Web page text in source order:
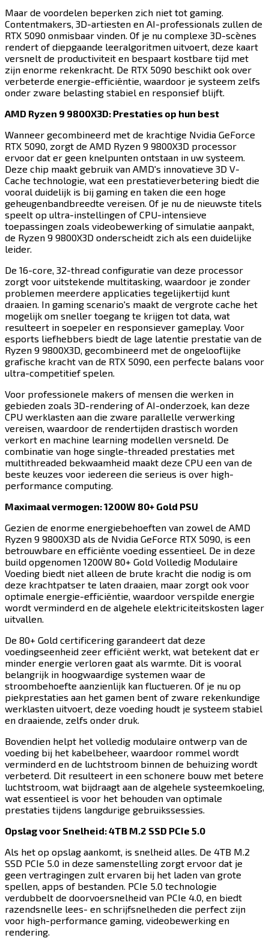
Maar de voordelen beperken zich niet tot gaming.
Contentmakers, 3D-artiesten en AI-professionals zullen de
RTX 5090 onmisbaar vinden. Of je nu complexe 3D-scènes
rendert of diepgaande leeralgoritmen uitvoert, deze kaart
versnelt de productiviteit en bespaart kostbare tijd met
zijn enorme rekenkracht. De RTX 5090 beschikt ook over
verbeterde energie-efficiëntie, waardoor je systeem zelfs
onder zware belasting stabiel en responsief blijft.​​​​‌ ‍ ​‍​‍‌‍ ‌ ​‍‌‍‍‌‌‍‌ ‌‍‍‌‌‍ ‍​‍​‍​ ‍‍​‍​‍‌ ​ ‌‍​‌‌‍ ‍‌‍‍‌‌ ‌​‌ ‍‌​‍ ‍‌‍‍‌‌‍ ​‍​‍​‍ ​​‍​‍‌‍‍​‌ ​‍‌‍‌‌‌‍‌‍​‍​‍​ ‍‍​‍​‍​‍ ‌‍​‌‌‍‌​‌‍ ‌‌‍‍‌‌‍ ‍​‍ ‌‍‍‌‌‍ ‍‌ ‌​‌‍‌‌‌‍ ‍‌ ‌​​‍ ‌‍‌‌‌‍‌​‌‍‍‌‌ ‌​​‍ ‌‍ ‌‌‍ ‌‍‌​‌‍‌‌​ ‌‌ ​​‌ ​‍‌‍‌‌‌ ​ ‌‍‌‌‌‍ ‍‌ ‌​‌‍​‌‌ ‌​‌‍‍‌‌‍ ‌‍ ‍​ ‍ ‌‍‍‌‌‍‌​​ ‌​ ‍​​ ‌​​ ‍​‌‍​ ​ ​ ​ ‌‌‌‍​‌‌‍‌‌​‍ ‌​ ‍​​ ​ ​ ‍‌‌‍​‌​‍ ‌​ ‌​​ ‍‌‌‍​‌​ ‌‌​‍ ‌​ ‍‌‌‍‌‍​ ​ ‌‍‌‍​‍ ‌​ ‍​‌‍​‍​ ‌​‌‍​‌‌‍‌‍​ ​​​ ‌ ​ ‍‌​ ‌‌​ ​​​ ‍‌​ ‌ ​ ‍ ‌ ‌​‌ ‍‌‌ ​​‌‍‌‌​ ‌‌‍​‍‌ ‌‌‌‍‍‌‌‍ ​‌‍‌​​ ‍ ‌ ​​‌‍​‌‌ ‌​‌‍‍​​ ‌‌‍‍‌​ ​‌​ ‍​‌‍ ‍‌‌ ‌‍ ​‌‍ ‌‍ ‍‌‍‌ ‌‌ ‌‍‌​‌‍‌‌‌ ​ ‌‍​ ​‍‌‌​ ‌‌‌​​‍‌‌ ‌‍‍ ‌‍‌‌‌ ‍‌​‍‌‌​ ​ ‌​‌​​‍‌‌​ ​ ‌​‌​​‍‌‌​ ​‍​ ​‍‌‍ ‍‌‍ ​​‍‌‌​ ​‍​ ​‍​‍‌‌​ ‌‌‌​‌​​‍ ‍‌ ‌‍‌‍​‌‌‍ ​‌ ‌‌‌‍‌‌​‍‌‌​ ‌‌‌​​‍‌‌ ‌‍‍ ‌‍‌‌‌ ‍‌​‍‌‌​ ​ ‌​‌​​‍‌‌​ ​ ‌​‌​​‍‌‌​ ​‍​ ​‍​ ‍‌‌‍​‌​ ‌‌​ ‌​​ ‍‌‌‍‌‍​ ‌‌​ ‍‌​ ‍‌‌‍‌​​ ‍‌​ ‌​​‍‌‌​ ​‍​ ​‍​‍‌‌​ ‌‌‌​‌​​‍ ‍‌‍​ ‌‍‍​‌‍‍‌‌‍ ​‌‍‌​‌ ​‍‌‍‌‌‌‍ ‍​‍‌‌​ ‌‌‌​​‍‌‌ ‌‍‍ ‌‍‌‌‌ ‍‌​‍‌‌​ ​ ‌​‌​​‍‌‌​ ​ ‌​‌​​‍‌‌​ ​‍​ ​‍‌‍​‌‌‍‌​‌‍​ ‌‍‌‍​ ‍‌​ ‍​​ ​‍​ ‌‍​ ‌ ​ ‍‌‌‍‌​​ ​​​‍‌‌​ ​‍​ ​‍​‍‌‌​ ‌‌‌​‌​​‍ ‍‌ ‌​‌‍‌‌‌ ‍​‌ ‌​​ ‌‍​‍‌‍​‌‌ ​ ‌‍‌‌‌‌‌‌‌ ​‍‌‍ ​​ ‌​‍‌‌​ ​‍‌​‌‍‌‍​‌‌‍‌​‌‍ ‌‌‍‍‌‌‍ ‍​‍‌‍‌‍‍‌‌‍‌​​ ‌​ ‍​​ ‌​​ ‍​‌‍​ ​ ​ ​ ‌‌‌‍​‌‌‍‌‌​‍ ‌​ ‍​​ ​ ​ ‍‌‌‍​‌​‍ ‌​ ‌​​ ‍‌‌‍​‌​ ‌‌​‍ ‌​ ‍‌‌‍‌‍​ ​ ‌‍‌‍​‍ ‌​ ‍​‌‍​‍​ ‌​‌‍​‌‌‍‌‍​ ​​​ ‌ ​ ‍‌​ ‌‌​ ​​​ ‍‌​ ‌ ​‍‌‍‌ ‌​‌ ‍‌‌ ​​‌‍‌‌​ ‌‌‍​‍‌ ‌‌‌‍‍‌‌‍ ​‌‍‌​​‍‌‍‌ ​​‌‍​‌‌ ‌​‌‍‍​​ ‌‌‍‍‌​ ​‌​ ‍​‌‍ ‍‌‌ ‌‍ ​‌‍ ‌‍ ‍‌‍‌ ‌‌ ‌‍‌​‌‍‌‌‌ ​ ‌‍​ ​‍‌‌​ ‌‌‌​​‍‌‌ ‌‍‍ ‌‍‌‌‌ ‍‌​‍‌‌​ ​ ‌​‌​​‍‌‌​ ​ ‌​‌​​‍‌‌​ ​‍​ ​‍‌‍ ‍‌‍ ​​‍‌‌​ ​‍​ ​‍​‍‌‌​ ‌‌‌​‌​​‍ ‍‌ ‌‍‌‍​‌‌‍ ​‌ ‌‌‌‍‌‌​‍‌‌​ ‌‌‌​​‍‌‌ ‌‍‍ ‌‍‌‌‌ ‍‌​‍‌‌​ ​ ‌​‌​​‍‌‌​ ​ ‌​‌​​‍‌‌​ ​‍​ ​‍​ ‍‌‌‍​‌​ ‌‌​ ‌​​ ‍‌‌‍‌‍​ ‌‌​ ‍‌​ ‍‌‌‍‌​​ ‍‌​ ‌​​‍‌‌​ ​‍​ ​‍​‍‌‌​ ‌‌‌​‌​​‍ ‍‌‍​ ‌‍‍​‌‍‍‌‌‍ ​‌‍‌​‌ ​‍‌‍‌‌‌‍ ‍​‍‌‌​ ‌‌‌​​‍‌‌ ‌‍‍ ‌‍‌‌‌ ‍‌​‍‌‌​ ​ ‌​‌​​‍‌‌​ ​ ‌​‌​​‍‌‌​ ​‍​ ​‍‌‍​‌‌‍‌​‌‍​ ‌‍‌‍​ ‍‌​ ‍​​ ​‍​ ‌‍​ ‌ ​ ‍‌‌‍‌​​ ​​​‍‌‌​ ​‍​ ​‍​‍‌‌​ ‌‌‌​‌​​‍ ‍‌ ‌​‌‍‌‌‌ ‍​‌ ‌​​‍‌‍‌ ​​‌‍‌‌‌ ​‍‌ ​ ‌ ​​‌‍‌‌‌‍​ ‌ ‌​‌‍‍‌‌ ‌‍‌‍‌‌​ ‌‌ ​​‌ ‌‌‌‍​‍‌‍ ​‌‍‍‌‌ ​ ‌‍‍​‌‍‌‌‌‍‌​​‍​‍‌ ‌
AMD Ryzen 9 9800X3D: Prestaties op hun best​​​​‌ ‍ ​‍​‍‌‍ ‌ ​‍‌‍‍‌‌‍‌ ‌‍‍‌‌‍ ‍​‍​‍​ ‍‍​‍​‍‌ ​ ‌‍​‌‌‍ ‍‌‍‍‌‌ ‌​‌ ‍‌​‍ ‍‌‍‍‌‌‍ ​‍​‍​‍ ​​‍​‍‌‍‍​‌ ​‍‌‍‌‌‌‍‌‍​‍​‍​ ‍‍​‍​‍​‍ ‌‍​‌‌‍‌​‌‍ ‌‌‍‍‌‌‍ ‍​‍ ‌‍‍‌‌‍ ‍‌ ‌​‌‍‌‌‌‍ ‍‌ ‌​​‍ ‌‍‌‌‌‍‌​‌‍‍‌‌ ‌​​‍ ‌‍ ‌‌‍ ‌‍‌​‌‍‌‌​ ‌‌ ​​‌ ​‍‌‍‌‌‌ ​ ‌‍‌‌‌‍ ‍‌ ‌​‌‍​‌‌ ‌​‌‍‍‌‌‍ ‌‍ ‍​ ‍ ‌‍‍‌‌‍‌​​ ‌​ ‍​​ ‌​​ ‍​‌‍​ ​ ​ ​ ‌‌‌‍​‌‌‍‌‌​‍ ‌​ ‍​​ ​ ​ ‍‌‌‍​‌​‍ ‌​ ‌​​ ‍‌‌‍​‌​ ‌‌​‍ ‌​ ‍‌‌‍‌‍​ ​ ‌‍‌‍​‍ ‌​ ‍​‌‍​‍​ ‌​‌‍​‌‌‍‌‍​ ​​​ ‌ ​ ‍‌​ ‌‌​ ​​​ ‍‌​ ‌ ​ ‍ ‌ ‌​‌ ‍‌‌ ​​‌‍‌‌​ ‌‌‍​‍‌ ‌‌‌‍‍‌‌‍ ​‌‍‌​​ ‍ ‌ ​​‌‍​‌‌ ‌​‌‍‍​​ ‌‌‍‍‌​ ​‌​ ‍​‌‍ ‍‌‌ ‌‍ ​‌‍ ‌‍ ‍‌‍‌ ‌‌ ‌‍‌​‌‍‌‌‌ ​ ‌‍​ ​‍‌‌​ ‌‌‌​​‍‌‌ ‌‍‍ ‌‍‌‌‌ ‍‌​‍‌‌​ ​ ‌​‌​​‍‌‌​ ​ ‌​‌​​‍‌‌​ ​‍​ ​‍‌‍ ‍‌‍ ​​‍‌‌​ ​‍​ ​‍​‍‌‌​ ‌‌‌​‌​​‍ ‍‌ ‌‍‌‍​‌‌‍ ​‌ ‌‌‌‍‌‌​‍‌‌​ ‌‌‌​​‍‌‌ ‌‍‍ ‌‍‌‌‌ ‍‌​‍‌‌​ ​ ‌​‌​​‍‌‌​ ​ ‌​‌​​‍‌‌​ ​‍​ ​‍‌‍‌‌​ ‌‌​ ​ ‌‍​‌​ ‌‍​ ‍‌​ ‌​​ ​​​ ​ ​ ‍‌​ ​‍​ ‍​​‍‌‌​ ​‍​ ​‍​‍‌‌​ ‌‌‌​‌​​‍ ‍‌‍​ ‌‍‍​‌‍‍‌‌‍ ​‌‍‌​‌ ​‍‌‍‌‌‌‍ ‍​‍‌‌​ ‌‌‌​​‍‌‌ ‌‍‍ ‌‍‌‌‌ ‍‌​‍‌‌​ ​ ‌​‌​​‍‌‌​ ​ ‌​‌​​‍‌‌​ ​‍​ ​‍‌‍​‍‌‍‌‍​ ‍​‌‍‌​​ ‍​​ ‌​​ ​‌​ ​​‌‍‌‍​ ​‍​ ​ ‌‍​ ​‍‌‌​ ​‍​ ​‍​‍‌‌​ ‌‌‌​‌​​‍ ‍‌ ‌​‌‍‌‌‌ ‍​‌ ‌​​ ‌‍​‍‌‍​‌‌ ​ ‌‍‌‌‌‌‌‌‌ ​‍‌‍ ​​ ‌​‍‌‌​ ​‍‌​‌‍‌‍​‌‌‍‌​‌‍ ‌‌‍‍‌‌‍ ‍​‍‌‍‌‍‍‌‌‍‌​​ ‌​ ‍​​ ‌​​ ‍​‌‍​ ​ ​ ​ ‌‌‌‍​‌‌‍‌‌​‍ ‌​ ‍​​ ​ ​ ‍‌‌‍​‌​‍ ‌​ ‌​​ ‍‌‌‍​‌​ ‌‌​‍ ‌​ ‍‌‌‍‌‍​ ​ ‌‍‌‍​‍ ‌​ ‍​‌‍​‍​ ‌​‌‍​‌‌‍‌‍​ ​​​ ‌ ​ ‍‌​ ‌‌​ ​​​ ‍‌​ ‌ ​‍‌‍‌ ‌​‌ ‍‌‌ ​​‌‍‌‌​ ‌‌‍​‍‌ ‌‌‌‍‍‌‌‍ ​‌‍‌​​‍‌‍‌ ​​‌‍​‌‌ ‌​‌‍‍​​ ‌‌‍‍‌​ ​‌​ ‍​‌‍ ‍‌‌ ‌‍ ​‌‍ ‌‍ ‍‌‍‌ ‌‌ ‌‍‌​‌‍‌‌‌ ​ ‌‍​ ​‍‌‌​ ‌‌‌​​‍‌‌ ‌‍‍ ‌‍‌‌‌ ‍‌​‍‌‌​ ​ ‌​‌​​‍‌‌​ ​ ‌​‌​​‍‌‌​ ​‍​ ​‍‌‍ ‍‌‍ ​​‍‌‌​ ​‍​ ​‍​‍‌‌​ ‌‌‌​‌​​‍ ‍‌ ‌‍‌‍​‌‌‍ ​‌ ‌‌‌‍‌‌​‍‌‌​ ‌‌‌​​‍‌‌ ‌‍‍ ‌‍‌‌‌ ‍‌​‍‌‌​ ​ ‌​‌​​‍‌‌​ ​ ‌​‌​​‍‌‌​ ​‍​ ​‍‌‍‌‌​ ‌‌​ ​ ‌‍​‌​ ‌‍​ ‍‌​ ‌​​ ​​​ ​ ​ ‍‌​ ​‍​ ‍​​‍‌‌​ ​‍​ ​‍​‍‌‌​ ‌‌‌​‌​​‍ ‍‌‍​ ‌‍‍​‌‍‍‌‌‍ ​‌‍‌​‌ ​‍‌‍‌‌‌‍ ‍​‍‌‌​ ‌‌‌​​‍‌‌ ‌‍‍ ‌‍‌‌‌ ‍‌​‍‌‌​ ​ ‌​‌​​‍‌‌​ ​ ‌​‌​​‍‌‌​ ​‍​ ​‍‌‍​‍‌‍‌‍​ ‍​‌‍‌​​ ‍​​ ‌​​ ​‌​ ​​‌‍‌‍​ ​‍​ ​ ‌‍​ ​‍‌‌​ ​‍​ ​‍​‍‌‌​ ‌‌‌​‌​​‍ ‍‌ ‌​‌‍‌‌‌ ‍​‌ ‌​​‍‌‍‌ ​​‌‍‌‌‌ ​‍‌ ​ ‌ ​​‌‍‌‌‌‍​ ‌ ‌​‌‍‍‌‌ ‌‍‌‍‌‌​ ‌‌ ​​‌ ‌‌‌‍​‍‌‍ ​‌‍‍‌‌ ​ ‌‍‍​‌‍‌‌‌‍‌​​‍​‍‌ ‌
Wanneer gecombineerd met de krachtige Nvidia GeForce
RTX 5090, zorgt de AMD Ryzen 9 9800X3D processor
ervoor dat er geen knelpunten ontstaan in uw systeem.
Deze chip maakt gebruik van AMD's innovatieve 3D V-
Cache technologie, wat een prestatieverbetering biedt die
vooral duidelijk is bij gaming en taken die een hoge
geheugenbandbreedte vereisen. Of je nu de nieuwste titels
speelt op ultra-instellingen of CPU-intensieve
toepassingen zoals videobewerking of simulatie aanpakt,
de Ryzen 9 9800X3D onderscheidt zich als een duidelijke
leider.​​​​‌ ‍ ​‍​‍‌‍ ‌ ​‍‌‍‍‌‌‍‌ ‌‍‍‌‌‍ ‍​‍​‍​ ‍‍​‍​‍‌ ​ ‌‍​‌‌‍ ‍‌‍‍‌‌ ‌​‌ ‍‌​‍ ‍‌‍‍‌‌‍ ​‍​‍​‍ ​​‍​‍‌‍‍​‌ ​‍‌‍‌‌‌‍‌‍​‍​‍​ ‍‍​‍​‍​‍ ‌‍​‌‌‍‌​‌‍ ‌‌‍‍‌‌‍ ‍​‍ ‌‍‍‌‌‍ ‍‌ ‌​‌‍‌‌‌‍ ‍‌ ‌​​‍ ‌‍‌‌‌‍‌​‌‍‍‌‌ ‌​​‍ ‌‍ ‌‌‍ ‌‍‌​‌‍‌‌​ ‌‌ ​​‌ ​‍‌‍‌‌‌ ​ ‌‍‌‌‌‍ ‍‌ ‌​‌‍​‌‌ ‌​‌‍‍‌‌‍ ‌‍ ‍​ ‍ ‌‍‍‌‌‍‌​​ ‌​ ‍​​ ‌​​ ‍​‌‍​ ​ ​ ​ ‌‌‌‍​‌‌‍‌‌​‍ ‌​ ‍​​ ​ ​ ‍‌‌‍​‌​‍ ‌​ ‌​​ ‍‌‌‍​‌​ ‌‌​‍ ‌​ ‍‌‌‍‌‍​ ​ ‌‍‌‍​‍ ‌​ ‍​‌‍​‍​ ‌​‌‍​‌‌‍‌‍​ ​​​ ‌ ​ ‍‌​ ‌‌​ ​​​ ‍‌​ ‌ ​ ‍ ‌ ‌​‌ ‍‌‌ ​​‌‍‌‌​ ‌‌‍​‍‌ ‌‌‌‍‍‌‌‍ ​‌‍‌​​ ‍ ‌ ​​‌‍​‌‌ ‌​‌‍‍​​ ‌‌‍‍‌​ ​‌​ ‍​‌‍ ‍‌‌ ‌‍ ​‌‍ ‌‍ ‍‌‍‌ ‌‌ ‌‍‌​‌‍‌‌‌ ​ ‌‍​ ​‍‌‌​ ‌‌‌​​‍‌‌ ‌‍‍ ‌‍‌‌‌ ‍‌​‍‌‌​ ​ ‌​‌​​‍‌‌​ ​ ‌​‌​​‍‌‌​ ​‍​ ​‍‌‍ ‍‌‍ ​​‍‌‌​ ​‍​ ​‍​‍‌‌​ ‌‌‌​‌​​‍ ‍‌ ‌‍‌‍​‌‌‍ ​‌ ‌‌‌‍‌‌​‍‌‌​ ‌‌‌​​‍‌‌ ‌‍‍ ‌‍‌‌‌ ‍‌​‍‌‌​ ​ ‌​‌​​‍‌‌​ ​ ‌​‌​​‍‌‌​ ​‍​ ​‍​ ​‍‌‍​‌‌‍​‌‌‍‌​‌‍‌‍‌‍​‌​ ​‌​ ​ ​ ​‌​ ‌‍​ ‍​‌‍‌​​‍‌‌​ ​‍​ ​‍​‍‌‌​ ‌‌‌​‌​​‍ ‍‌‍​ ‌‍‍​‌‍‍‌‌‍ ​‌‍‌​‌ ​‍‌‍‌‌‌‍ ‍​‍‌‌​ ‌‌‌​​‍‌‌ ‌‍‍ ‌‍‌‌‌ ‍‌​‍‌‌​ ​ ‌​‌​​‍‌‌​ ​ ‌​‌​​‍‌‌​ ​‍​ ​‍‌‍​‍​ ‌‌​ ‍‌​ ​ ‌‍‌‍​ ​​​ ‌ ​ ​‍‌‍​ ‌‍​ ‌‍​‍‌‍‌‍​‍‌‌​ ​‍​ ​‍​‍‌‌​ ‌‌‌​‌​​‍ ‍‌ ‌​‌‍‌‌‌ ‍​‌ ‌​​ ‌‍​‍‌‍​‌‌ ​ ‌‍‌‌‌‌‌‌‌ ​‍‌‍ ​​ ‌​‍‌‌​ ​‍‌​‌‍‌‍​‌‌‍‌​‌‍ ‌‌‍‍‌‌‍ ‍​‍‌‍‌‍‍‌‌‍‌​​ ‌​ ‍​​ ‌​​ ‍​‌‍​ ​ ​ ​ ‌‌‌‍​‌‌‍‌‌​‍ ‌​ ‍​​ ​ ​ ‍‌‌‍​‌​‍ ‌​ ‌​​ ‍‌‌‍​‌​ ‌‌​‍ ‌​ ‍‌‌‍‌‍​ ​ ‌‍‌‍​‍ ‌​ ‍​‌‍​‍​ ‌​‌‍​‌‌‍‌‍​ ​​​ ‌ ​ ‍‌​ ‌‌​ ​​​ ‍‌​ ‌ ​‍‌‍‌ ‌​‌ ‍‌‌ ​​‌‍‌‌​ ‌‌‍​‍‌ ‌‌‌‍‍‌‌‍ ​‌‍‌​​‍‌‍‌ ​​‌‍​‌‌ ‌​‌‍‍​​ ‌‌‍‍‌​ ​‌​ ‍​‌‍ ‍‌‌ ‌‍ ​‌‍ ‌‍ ‍‌‍‌ ‌‌ ‌‍‌​‌‍‌‌‌ ​ ‌‍​ ​‍‌‌​ ‌‌‌​​‍‌‌ ‌‍‍ ‌‍‌‌‌ ‍‌​‍‌‌​ ​ ‌​‌​​‍‌‌​ ​ ‌​‌​​‍‌‌​ ​‍​ ​‍‌‍ ‍‌‍ ​​‍‌‌​ ​‍​ ​‍​‍‌‌​ ‌‌‌​‌​​‍ ‍‌ ‌‍‌‍​‌‌‍ ​‌ ‌‌‌‍‌‌​‍‌‌​ ‌‌‌​​‍‌‌ ‌‍‍ ‌‍‌‌‌ ‍‌​‍‌‌​ ​ ‌​‌​​‍‌‌​ ​ ‌​‌​​‍‌‌​ ​‍​ ​‍​ ​‍‌‍​‌‌‍​‌‌‍‌​‌‍‌‍‌‍​‌​ ​‌​ ​ ​ ​‌​ ‌‍​ ‍​‌‍‌​​‍‌‌​ ​‍​ ​‍​‍‌‌​ ‌‌‌​‌​​‍ ‍‌‍​ ‌‍‍​‌‍‍‌‌‍ ​‌‍‌​‌ ​‍‌‍‌‌‌‍ ‍​‍‌‌​ ‌‌‌​​‍‌‌ ‌‍‍ ‌‍‌‌‌ ‍‌​‍‌‌​ ​ ‌​‌​​‍‌‌​ ​ ‌​‌​​‍‌‌​ ​‍​ ​‍‌‍​‍​ ‌‌​ ‍‌​ ​ ‌‍‌‍​ ​​​ ‌ ​ ​‍‌‍​ ‌‍​ ‌‍​‍‌‍‌‍​‍‌‌​ ​‍​ ​‍​‍‌‌​ ‌‌‌​‌​​‍ ‍‌ ‌​‌‍‌‌‌ ‍​‌ ‌​​‍‌‍‌ ​​‌‍‌‌‌ ​‍‌ ​ ‌ ​​‌‍‌‌‌‍​ ‌ ‌​‌‍‍‌‌ ‌‍‌‍‌‌​ ‌‌ ​​‌ ‌‌‌‍​‍‌‍ ​‌‍‍‌‌ ​ ‌‍‍​‌‍‌‌‌‍‌​​‍​‍‌ ‌
De 16-core, 32-thread configuratie van deze processor
zorgt voor uitstekende multitasking, waardoor je zonder
problemen meerdere applicaties tegelijkertijd kunt
draaien. In gaming scenario's maakt de vergrote cache het
mogelijk om sneller toegang te krijgen tot data, wat
resulteert in soepeler en responsiever gameplay. Voor
esports liefhebbers biedt de lage latentie prestatie van de
Ryzen 9 9800X3D, gecombineerd met de ongelooflijke
grafische kracht van de RTX 5090, een perfecte balans voor
ultra-competitief spelen.​​​​‌ ‍ ​‍​‍‌‍ ‌ ​‍‌‍‍‌‌‍‌ ‌‍‍‌‌‍ ‍​‍​‍​ ‍‍​‍​‍‌ ​ ‌‍​‌‌‍ ‍‌‍‍‌‌ ‌​‌ ‍‌​‍ ‍‌‍‍‌‌‍ ​‍​‍​‍ ​​‍​‍‌‍‍​‌ ​‍‌‍‌‌‌‍‌‍​‍​‍​ ‍‍​‍​‍​‍ ‌‍​‌‌‍‌​‌‍ ‌‌‍‍‌‌‍ ‍​‍ ‌‍‍‌‌‍ ‍‌ ‌​‌‍‌‌‌‍ ‍‌ ‌​​‍ ‌‍‌‌‌‍‌​‌‍‍‌‌ ‌​​‍ ‌‍ ‌‌‍ ‌‍‌​‌‍‌‌​ ‌‌ ​​‌ ​‍‌‍‌‌‌ ​ ‌‍‌‌‌‍ ‍‌ ‌​‌‍​‌‌ ‌​‌‍‍‌‌‍ ‌‍ ‍​ ‍ ‌‍‍‌‌‍‌​​ ‌​ ‍​​ ‌​​ ‍​‌‍​ ​ ​ ​ ‌‌‌‍​‌‌‍‌‌​‍ ‌​ ‍​​ ​ ​ ‍‌‌‍​‌​‍ ‌​ ‌​​ ‍‌‌‍​‌​ ‌‌​‍ ‌​ ‍‌‌‍‌‍​ ​ ‌‍‌‍​‍ ‌​ ‍​‌‍​‍​ ‌​‌‍​‌‌‍‌‍​ ​​​ ‌ ​ ‍‌​ ‌‌​ ​​​ ‍‌​ ‌ ​ ‍ ‌ ‌​‌ ‍‌‌ ​​‌‍‌‌​ ‌‌‍​‍‌ ‌‌‌‍‍‌‌‍ ​‌‍‌​​ ‍ ‌ ​​‌‍​‌‌ ‌​‌‍‍​​ ‌‌‍‍‌​ ​‌​ ‍​‌‍ ‍‌‌ ‌‍ ​‌‍ ‌‍ ‍‌‍‌ ‌‌ ‌‍‌​‌‍‌‌‌ ​ ‌‍​ ​‍‌‌​ ‌‌‌​​‍‌‌ ‌‍‍ ‌‍‌‌‌ ‍‌​‍‌‌​ ​ ‌​‌​​‍‌‌​ ​ ‌​‌​​‍‌‌​ ​‍​ ​‍‌‍ ‍‌‍ ​​‍‌‌​ ​‍​ ​‍​‍‌‌​ ‌‌‌​‌​​‍ ‍‌ ‌‍‌‍​‌‌‍ ​‌ ‌‌‌‍‌‌​‍‌‌​ ‌‌‌​​‍‌‌ ‌‍‍ ‌‍‌‌‌ ‍‌​‍‌‌​ ​ ‌​‌​​‍‌‌​ ​ ‌​‌​​‍‌‌​ ​‍​ ​‍​ ​​​ ​‍‌‍​ ​ ‌‌‌‍​‌‌‍​‍​ ‍​​ ‌​​ ‌ ​ ​‍​ ​‍​ ‌‌​‍‌‌​ ​‍​ ​‍​‍‌‌​ ‌‌‌​‌​​‍ ‍‌‍​ ‌‍‍​‌‍‍‌‌‍ ​‌‍‌​‌ ​‍‌‍‌‌‌‍ ‍​‍‌‌​ ‌‌‌​​‍‌‌ ‌‍‍ ‌‍‌‌‌ ‍‌​‍‌‌​ ​ ‌​‌​​‍‌‌​ ​ ‌​‌​​‍‌‌​ ​‍​ ​‍​ ‍​​ ​ ‌‍‌‍‌‍​‍​ ‌‍​ ​​‌‍‌‌​ ‍​‌‍​‌​ ‌‌​ ​​​ ‌‌​‍‌‌​ ​‍​ ​‍​‍‌‌​ ‌‌‌​‌​​‍ ‍‌ ‌​‌‍‌‌‌ ‍​‌ ‌​​ ‌‍​‍‌‍​‌‌ ​ ‌‍‌‌‌‌‌‌‌ ​‍‌‍ ​​ ‌​‍‌‌​ ​‍‌​‌‍‌‍​‌‌‍‌​‌‍ ‌‌‍‍‌‌‍ ‍​‍‌‍‌‍‍‌‌‍‌​​ ‌​ ‍​​ ‌​​ ‍​‌‍​ ​ ​ ​ ‌‌‌‍​‌‌‍‌‌​‍ ‌​ ‍​​ ​ ​ ‍‌‌‍​‌​‍ ‌​ ‌​​ ‍‌‌‍​‌​ ‌‌​‍ ‌​ ‍‌‌‍‌‍​ ​ ‌‍‌‍​‍ ‌​ ‍​‌‍​‍​ ‌​‌‍​‌‌‍‌‍​ ​​​ ‌ ​ ‍‌​ ‌‌​ ​​​ ‍‌​ ‌ ​‍‌‍‌ ‌​‌ ‍‌‌ ​​‌‍‌‌​ ‌‌‍​‍‌ ‌‌‌‍‍‌‌‍ ​‌‍‌​​‍‌‍‌ ​​‌‍​‌‌ ‌​‌‍‍​​ ‌‌‍‍‌​ ​‌​ ‍​‌‍ ‍‌‌ ‌‍ ​‌‍ ‌‍ ‍‌‍‌ ‌‌ ‌‍‌​‌‍‌‌‌ ​ ‌‍​ ​‍‌‌​ ‌‌‌​​‍‌‌ ‌‍‍ ‌‍‌‌‌ ‍‌​‍‌‌​ ​ ‌​‌​​‍‌‌​ ​ ‌​‌​​‍‌‌​ ​‍​ ​‍‌‍ ‍‌‍ ​​‍‌‌​ ​‍​ ​‍​‍‌‌​ ‌‌‌​‌​​‍ ‍‌ ‌‍‌‍​‌‌‍ ​‌ ‌‌‌‍‌‌​‍‌‌​ ‌‌‌​​‍‌‌ ‌‍‍ ‌‍‌‌‌ ‍‌​‍‌‌​ ​ ‌​‌​​‍‌‌​ ​ ‌​‌​​‍‌‌​ ​‍​ ​‍​ ​​​ ​‍‌‍​ ​ ‌‌‌‍​‌‌‍​‍​ ‍​​ ‌​​ ‌ ​ ​‍​ ​‍​ ‌‌​‍‌‌​ ​‍​ ​‍​‍‌‌​ ‌‌‌​‌​​‍ ‍‌‍​ ‌‍‍​‌‍‍‌‌‍ ​‌‍‌​‌ ​‍‌‍‌‌‌‍ ‍​‍‌‌​ ‌‌‌​​‍‌‌ ‌‍‍ ‌‍‌‌‌ ‍‌​‍‌‌​ ​ ‌​‌​​‍‌‌​ ​ ‌​‌​​‍‌‌​ ​‍​ ​‍​ ‍​​ ​ ‌‍‌‍‌‍​‍​ ‌‍​ ​​‌‍‌‌​ ‍​‌‍​‌​ ‌‌​ ​​​ ‌‌​‍‌‌​ ​‍​ ​‍​‍‌‌​ ‌‌‌​‌​​‍ ‍‌ ‌​‌‍‌‌‌ ‍​‌ ‌​​‍‌‍‌ ​​‌‍‌‌‌ ​‍‌ ​ ‌ ​​‌‍‌‌‌‍​ ‌ ‌​‌‍‍‌‌ ‌‍‌‍‌‌​ ‌‌ ​​‌ ‌‌‌‍​‍‌‍ ​‌‍‍‌‌ ​ ‌‍‍​‌‍‌‌‌‍‌​​‍​‍‌ ‌
Voor professionele makers of mensen die werken in
gebieden zoals 3D-rendering of AI-onderzoek, kan deze
CPU werklasten aan die zware parallelle verwerking
vereisen, waardoor de rendertijden drastisch worden
verkort en machine learning modellen versneld. De
combinatie van hoge single-threaded prestaties met
multithreaded bekwaamheid maakt deze CPU een van de
beste keuzes voor iedereen die serieus is over high-
performance computing.​​​​‌ ‍ ​‍​‍‌‍ ‌ ​‍‌‍‍‌‌‍‌ ‌‍‍‌‌‍ ‍​‍​‍​ ‍‍​‍​‍‌ ​ ‌‍​‌‌‍ ‍‌‍‍‌‌ ‌​‌ ‍‌​‍ ‍‌‍‍‌‌‍ ​‍​‍​‍ ​​‍​‍‌‍‍​‌ ​‍‌‍‌‌‌‍‌‍​‍​‍​ ‍‍​‍​‍​‍ ‌‍​‌‌‍‌​‌‍ ‌‌‍‍‌‌‍ ‍​‍ ‌‍‍‌‌‍ ‍‌ ‌​‌‍‌‌‌‍ ‍‌ ‌​​‍ ‌‍‌‌‌‍‌​‌‍‍‌‌ ‌​​‍ ‌‍ ‌‌‍ ‌‍‌​‌‍‌‌​ ‌‌ ​​‌ ​‍‌‍‌‌‌ ​ ‌‍‌‌‌‍ ‍‌ ‌​‌‍​‌‌ ‌​‌‍‍‌‌‍ ‌‍ ‍​ ‍ ‌‍‍‌‌‍‌​​ ‌​ ‍​​ ‌​​ ‍​‌‍​ ​ ​ ​ ‌‌‌‍​‌‌‍‌‌​‍ ‌​ ‍​​ ​ ​ ‍‌‌‍​‌​‍ ‌​ ‌​​ ‍‌‌‍​‌​ ‌‌​‍ ‌​ ‍‌‌‍‌‍​ ​ ‌‍‌‍​‍ ‌​ ‍​‌‍​‍​ ‌​‌‍​‌‌‍‌‍​ ​​​ ‌ ​ ‍‌​ ‌‌​ ​​​ ‍‌​ ‌ ​ ‍ ‌ ‌​‌ ‍‌‌ ​​‌‍‌‌​ ‌‌‍​‍‌ ‌‌‌‍‍‌‌‍ ​‌‍‌​​ ‍ ‌ ​​‌‍​‌‌ ‌​‌‍‍​​ ‌‌‍‍‌​ ​‌​ ‍​‌‍ ‍‌‌ ‌‍ ​‌‍ ‌‍ ‍‌‍‌ ‌‌ ‌‍‌​‌‍‌‌‌ ​ ‌‍​ ​‍‌‌​ ‌‌‌​​‍‌‌ ‌‍‍ ‌‍‌‌‌ ‍‌​‍‌‌​ ​ ‌​‌​​‍‌‌​ ​ ‌​‌​​‍‌‌​ ​‍​ ​‍‌‍ ‍‌‍ ​​‍‌‌​ ​‍​ ​‍​‍‌‌​ ‌‌‌​‌​​‍ ‍‌ ‌‍‌‍​‌‌‍ ​‌ ‌‌‌‍‌‌​‍‌‌​ ‌‌‌​​‍‌‌ ‌‍‍ ‌‍‌‌‌ ‍‌​‍‌‌​ ​ ‌​‌​​‍‌‌​ ​ ‌​‌​​‍‌‌​ ​‍​ ​‍​ ‌‌​ ​ ​ ​ ​ ‌‍‌‍​‍​ ‌‌​ ‍‌​ ‌‌​ ​‌​ ‌‌​ ​‌‌‍​‌​‍‌‌​ ​‍​ ​‍​‍‌‌​ ‌‌‌​‌​​‍ ‍‌‍​ ‌‍‍​‌‍‍‌‌‍ ​‌‍‌​‌ ​‍‌‍‌‌‌‍ ‍​‍‌‌​ ‌‌‌​​‍‌‌ ‌‍‍ ‌‍‌‌‌ ‍‌​‍‌‌​ ​ ‌​‌​​‍‌‌​ ​ ‌​‌​​‍‌‌​ ​‍​ ​‍​ ​​‌‍‌‌‌‍‌​‌‍​‌​ ‌​​ ‍‌‌‍​ ​ ‌‍‌‍‌​​ ‌‌​ ​ ​ ​‍​‍‌‌​ ​‍​ ​‍​‍‌‌​ ‌‌‌​‌​​‍ ‍‌ ‌​‌‍‌‌‌ ‍​‌ ‌​​ ‌‍​‍‌‍​‌‌ ​ ‌‍‌‌‌‌‌‌‌ ​‍‌‍ ​​ ‌​‍‌‌​ ​‍‌​‌‍‌‍​‌‌‍‌​‌‍ ‌‌‍‍‌‌‍ ‍​‍‌‍‌‍‍‌‌‍‌​​ ‌​ ‍​​ ‌​​ ‍​‌‍​ ​ ​ ​ ‌‌‌‍​‌‌‍‌‌​‍ ‌​ ‍​​ ​ ​ ‍‌‌‍​‌​‍ ‌​ ‌​​ ‍‌‌‍​‌​ ‌‌​‍ ‌​ ‍‌‌‍‌‍​ ​ ‌‍‌‍​‍ ‌​ ‍​‌‍​‍​ ‌​‌‍​‌‌‍‌‍​ ​​​ ‌ ​ ‍‌​ ‌‌​ ​​​ ‍‌​ ‌ ​‍‌‍‌ ‌​‌ ‍‌‌ ​​‌‍‌‌​ ‌‌‍​‍‌ ‌‌‌‍‍‌‌‍ ​‌‍‌​​‍‌‍‌ ​​‌‍​‌‌ ‌​‌‍‍​​ ‌‌‍‍‌​ ​‌​ ‍​‌‍ ‍‌‌ ‌‍ ​‌‍ ‌‍ ‍‌‍‌ ‌‌ ‌‍‌​‌‍‌‌‌ ​ ‌‍​ ​‍‌‌​ ‌‌‌​​‍‌‌ ‌‍‍ ‌‍‌‌‌ ‍‌​‍‌‌​ ​ ‌​‌​​‍‌‌​ ​ ‌​‌​​‍‌‌​ ​‍​ ​‍‌‍ ‍‌‍ ​​‍‌‌​ ​‍​ ​‍​‍‌‌​ ‌‌‌​‌​​‍ ‍‌ ‌‍‌‍​‌‌‍ ​‌ ‌‌‌‍‌‌​‍‌‌​ ‌‌‌​​‍‌‌ ‌‍‍ ‌‍‌‌‌ ‍‌​‍‌‌​ ​ ‌​‌​​‍‌‌​ ​ ‌​‌​​‍‌‌​ ​‍​ ​‍​ ‌‌​ ​ ​ ​ ​ ‌‍‌‍​‍​ ‌‌​ ‍‌​ ‌‌​ ​‌​ ‌‌​ ​‌‌‍​‌​‍‌‌​ ​‍​ ​‍​‍‌‌​ ‌‌‌​‌​​‍ ‍‌‍​ ‌‍‍​‌‍‍‌‌‍ ​‌‍‌​‌ ​‍‌‍‌‌‌‍ ‍​‍‌‌​ ‌‌‌​​‍‌‌ ‌‍‍ ‌‍‌‌‌ ‍‌​‍‌‌​ ​ ‌​‌​​‍‌‌​ ​ ‌​‌​​‍‌‌​ ​‍​ ​‍​ ​​‌‍‌‌‌‍‌​‌‍​‌​ ‌​​ ‍‌‌‍​ ​ ‌‍‌‍‌​​ ‌‌​ ​ ​ ​‍​‍‌‌​ ​‍​ ​‍​‍‌‌​ ‌‌‌​‌​​‍ ‍‌ ‌​‌‍‌‌‌ ‍​‌ ‌​​‍‌‍‌ ​​‌‍‌‌‌ ​‍‌ ​ ‌ ​​‌‍‌‌‌‍​ ‌ ‌​‌‍‍‌‌ ‌‍‌‍‌‌​ ‌‌ ​​‌ ‌‌‌‍​‍‌‍ ​‌‍‍‌‌ ​ ‌‍‍​‌‍‌‌‌‍‌​​‍​‍‌ ‌
Maximaal vermogen: 1200W 80+ Gold PSU​​​​‌ ‍ ​‍​‍‌‍ ‌ ​‍‌‍‍‌‌‍‌ ‌‍‍‌‌‍ ‍​‍​‍​ ‍‍​‍​‍‌ ​ ‌‍​‌‌‍ ‍‌‍‍‌‌ ‌​‌ ‍‌​‍ ‍‌‍‍‌‌‍ ​‍​‍​‍ ​​‍​‍‌‍‍​‌ ​‍‌‍‌‌‌‍‌‍​‍​‍​ ‍‍​‍​‍​‍ ‌‍​‌‌‍‌​‌‍ ‌‌‍‍‌‌‍ ‍​‍ ‌‍‍‌‌‍ ‍‌ ‌​‌‍‌‌‌‍ ‍‌ ‌​​‍ ‌‍‌‌‌‍‌​‌‍‍‌‌ ‌​​‍ ‌‍ ‌‌‍ ‌‍‌​‌‍‌‌​ ‌‌ ​​‌ ​‍‌‍‌‌‌ ​ ‌‍‌‌‌‍ ‍‌ ‌​‌‍​‌‌ ‌​‌‍‍‌‌‍ ‌‍ ‍​ ‍ ‌‍‍‌‌‍‌​​ ‌​ ‍​​ ‌​​ ‍​‌‍​ ​ ​ ​ ‌‌‌‍​‌‌‍‌‌​‍ ‌​ ‍​​ ​ ​ ‍‌‌‍​‌​‍ ‌​ ‌​​ ‍‌‌‍​‌​ ‌‌​‍ ‌​ ‍‌‌‍‌‍​ ​ ‌‍‌‍​‍ ‌​ ‍​‌‍​‍​ ‌​‌‍​‌‌‍‌‍​ ​​​ ‌ ​ ‍‌​ ‌‌​ ​​​ ‍‌​ ‌ ​ ‍ ‌ ‌​‌ ‍‌‌ ​​‌‍‌‌​ ‌‌‍​‍‌ ‌‌‌‍‍‌‌‍ ​‌‍‌​​ ‍ ‌ ​​‌‍​‌‌ ‌​‌‍‍​​ ‌‌‍‍‌​ ​‌​ ‍​‌‍ ‍‌‌ ‌‍ ​‌‍ ‌‍ ‍‌‍‌ ‌‌ ‌‍‌​‌‍‌‌‌ ​ ‌‍​ ​‍‌‌​ ‌‌‌​​‍‌‌ ‌‍‍ ‌‍‌‌‌ ‍‌​‍‌‌​ ​ ‌​‌​​‍‌‌​ ​ ‌​‌​​‍‌‌​ ​‍​ ​‍‌‍ ‍‌‍ ​​‍‌‌​ ​‍​ ​‍​‍‌‌​ ‌‌‌​‌​​‍ ‍‌ ‌‍‌‍​‌‌‍ ​‌ ‌‌‌‍‌‌​‍‌‌​ ‌‌‌​​‍‌‌ ‌‍‍ ‌‍‌‌‌ ‍‌​‍‌‌​ ​ ‌​‌​​‍‌‌​ ​ ‌​‌​​‍‌‌​ ​‍​ ​‍​ ‌​​ ​ ​ ‌‌‌‍‌​​ ​‍​ ‍‌‌‍‌‍​ ​ ​ ​‍​ ‍‌​ ‍​​ ​​​‍‌‌​ ​‍​ ​‍​‍‌‌​ ‌‌‌​‌​​‍ ‍‌‍​ ‌‍‍​‌‍‍‌‌‍ ​‌‍‌​‌ ​‍‌‍‌‌‌‍ ‍​‍‌‌​ ‌‌‌​​‍‌‌ ‌‍‍ ‌‍‌‌‌ ‍‌​‍‌‌​ ​ ‌​‌​​‍‌‌​ ​ ‌​‌​​‍‌‌​ ​‍​ ​‍​ ‍​​ ‌‌‌‍​‌‌‍‌‍‌‍‌‍‌‍‌‍​ ​‍​ ​ ‌‍‌​​ ‍​‌‍‌‌‌‍​‌​‍‌‌​ ​‍​ ​‍​‍‌‌​ ‌‌‌​‌​​‍ ‍‌ ‌​‌‍‌‌‌ ‍​‌ ‌​​ ‌‍​‍‌‍​‌‌ ​ ‌‍‌‌‌‌‌‌‌ ​‍‌‍ ​​ ‌​‍‌‌​ ​‍‌​‌‍‌‍​‌‌‍‌​‌‍ ‌‌‍‍‌‌‍ ‍​‍‌‍‌‍‍‌‌‍‌​​ ‌​ ‍​​ ‌​​ ‍​‌‍​ ​ ​ ​ ‌‌‌‍​‌‌‍‌‌​‍ ‌​ ‍​​ ​ ​ ‍‌‌‍​‌​‍ ‌​ ‌​​ ‍‌‌‍​‌​ ‌‌​‍ ‌​ ‍‌‌‍‌‍​ ​ ‌‍‌‍​‍ ‌​ ‍​‌‍​‍​ ‌​‌‍​‌‌‍‌‍​ ​​​ ‌ ​ ‍‌​ ‌‌​ ​​​ ‍‌​ ‌ ​‍‌‍‌ ‌​‌ ‍‌‌ ​​‌‍‌‌​ ‌‌‍​‍‌ ‌‌‌‍‍‌‌‍ ​‌‍‌​​‍‌‍‌ ​​‌‍​‌‌ ‌​‌‍‍​​ ‌‌‍‍‌​ ​‌​ ‍​‌‍ ‍‌‌ ‌‍ ​‌‍ ‌‍ ‍‌‍‌ ‌‌ ‌‍‌​‌‍‌‌‌ ​ ‌‍​ ​‍‌‌​ ‌‌‌​​‍‌‌ ‌‍‍ ‌‍‌‌‌ ‍‌​‍‌‌​ ​ ‌​‌​​‍‌‌​ ​ ‌​‌​​‍‌‌​ ​‍​ ​‍‌‍ ‍‌‍ ​​‍‌‌​ ​‍​ ​‍​‍‌‌​ ‌‌‌​‌​​‍ ‍‌ ‌‍‌‍​‌‌‍ ​‌ ‌‌‌‍‌‌​‍‌‌​ ‌‌‌​​‍‌‌ ‌‍‍ ‌‍‌‌‌ ‍‌​‍‌‌​ ​ ‌​‌​​‍‌‌​ ​ ‌​‌​​‍‌‌​ ​‍​ ​‍​ ‌​​ ​ ​ ‌‌‌‍‌​​ ​‍​ ‍‌‌‍‌‍​ ​ ​ ​‍​ ‍‌​ ‍​​ ​​​‍‌‌​ ​‍​ ​‍​‍‌‌​ ‌‌‌​‌​​‍ ‍‌‍​ ‌‍‍​‌‍‍‌‌‍ ​‌‍‌​‌ ​‍‌‍‌‌‌‍ ‍​‍‌‌​ ‌‌‌​​‍‌‌ ‌‍‍ ‌‍‌‌‌ ‍‌​‍‌‌​ ​ ‌​‌​​‍‌‌​ ​ ‌​‌​​‍‌‌​ ​‍​ ​‍​ ‍​​ ‌‌‌‍​‌‌‍‌‍‌‍‌‍‌‍‌‍​ ​‍​ ​ ‌‍‌​​ ‍​‌‍‌‌‌‍​‌​‍‌‌​ ​‍​ ​‍​‍‌‌​ ‌‌‌​‌​​‍ ‍‌ ‌​‌‍‌‌‌ ‍​‌ ‌​​‍‌‍‌ ​​‌‍‌‌‌ ​‍‌ ​ ‌ ​​‌‍‌‌‌‍​ ‌ ‌​‌‍‍‌‌ ‌‍‌‍‌‌​ ‌‌ ​​‌ ‌‌‌‍​‍‌‍ ​‌‍‍‌‌ ​ ‌‍‍​‌‍‌‌‌‍‌​​‍​‍‌ ‌
Gezien de enorme energiebehoeften van zowel de AMD
Ryzen 9 9800X3D als de Nvidia GeForce RTX 5090, is een
betrouwbare en efficiënte voeding essentieel. De in deze
build opgenomen 1200W 80+ Gold Volledig Modulaire
Voeding biedt niet alleen de brute kracht die nodig is om
deze krachtpatser te laten draaien, maar zorgt ook voor
optimale energie-efficiëntie, waardoor verspilde energie
wordt verminderd en de algehele elektriciteitskosten lager
uitvallen.​​​​‌ ‍ ​‍​‍‌‍ ‌ ​‍‌‍‍‌‌‍‌ ‌‍‍‌‌‍ ‍​‍​‍​ ‍‍​‍​‍‌ ​ ‌‍​‌‌‍ ‍‌‍‍‌‌ ‌​‌ ‍‌​‍ ‍‌‍‍‌‌‍ ​‍​‍​‍ ​​‍​‍‌‍‍​‌ ​‍‌‍‌‌‌‍‌‍​‍​‍​ ‍‍​‍​‍​‍ ‌‍​‌‌‍‌​‌‍ ‌‌‍‍‌‌‍ ‍​‍ ‌‍‍‌‌‍ ‍‌ ‌​‌‍‌‌‌‍ ‍‌ ‌​​‍ ‌‍‌‌‌‍‌​‌‍‍‌‌ ‌​​‍ ‌‍ ‌‌‍ ‌‍‌​‌‍‌‌​ ‌‌ ​​‌ ​‍‌‍‌‌‌ ​ ‌‍‌‌‌‍ ‍‌ ‌​‌‍​‌‌ ‌​‌‍‍‌‌‍ ‌‍ ‍​ ‍ ‌‍‍‌‌‍‌​​ ‌​ ‍​​ ‌​​ ‍​‌‍​ ​ ​ ​ ‌‌‌‍​‌‌‍‌‌​‍ ‌​ ‍​​ ​ ​ ‍‌‌‍​‌​‍ ‌​ ‌​​ ‍‌‌‍​‌​ ‌‌​‍ ‌​ ‍‌‌‍‌‍​ ​ ‌‍‌‍​‍ ‌​ ‍​‌‍​‍​ ‌​‌‍​‌‌‍‌‍​ ​​​ ‌ ​ ‍‌​ ‌‌​ ​​​ ‍‌​ ‌ ​ ‍ ‌ ‌​‌ ‍‌‌ ​​‌‍‌‌​ ‌‌‍​‍‌ ‌‌‌‍‍‌‌‍ ​‌‍‌​​ ‍ ‌ ​​‌‍​‌‌ ‌​‌‍‍​​ ‌‌‍‍‌​ ​‌​ ‍​‌‍ ‍‌‌ ‌‍ ​‌‍ ‌‍ ‍‌‍‌ ‌‌ ‌‍‌​‌‍‌‌‌ ​ ‌‍​ ​‍‌‌​ ‌‌‌​​‍‌‌ ‌‍‍ ‌‍‌‌‌ ‍‌​‍‌‌​ ​ ‌​‌​​‍‌‌​ ​ ‌​‌​​‍‌‌​ ​‍​ ​‍‌‍ ‍‌‍ ​​‍‌‌​ ​‍​ ​‍​‍‌‌​ ‌‌‌​‌​​‍ ‍‌ ‌‍‌‍​‌‌‍ ​‌ ‌‌‌‍‌‌​‍‌‌​ ‌‌‌​​‍‌‌ ‌‍‍ ‌‍‌‌‌ ‍‌​‍‌‌​ ​ ‌​‌​​‍‌‌​ ​ ‌​‌​​‍‌‌​ ​‍​ ​‍​ ‌‍‌‍‌‍​ ​‌‌‍​ ​ ‌‌‌‍‌​​ ‌ ​ ‌‍​ ​‍‌‍​‍​ ‌‍‌‍‌‌​‍‌‌​ ​‍​ ​‍​‍‌‌​ ‌‌‌​‌​​‍ ‍‌‍​ ‌‍‍​‌‍‍‌‌‍ ​‌‍‌​‌ ​‍‌‍‌‌‌‍ ‍​‍‌‌​ ‌‌‌​​‍‌‌ ‌‍‍ ‌‍‌‌‌ ‍‌​‍‌‌​ ​ ‌​‌​​‍‌‌​ ​ ‌​‌​​‍‌‌​ ​‍​ ​‍‌‍​ ​ ‌​​ ‌​​ ​‍​ ​‍​ ‌‍​ ‌​​ ‌‌​ ​ ​ ‍‌‌‍​‌‌‍‌‌​‍‌‌​ ​‍​ ​‍​‍‌‌​ ‌‌‌​‌​​‍ ‍‌ ‌​‌‍‌‌‌ ‍​‌ ‌​​ ‌‍​‍‌‍​‌‌ ​ ‌‍‌‌‌‌‌‌‌ ​‍‌‍ ​​ ‌​‍‌‌​ ​‍‌​‌‍‌‍​‌‌‍‌​‌‍ ‌‌‍‍‌‌‍ ‍​‍‌‍‌‍‍‌‌‍‌​​ ‌​ ‍​​ ‌​​ ‍​‌‍​ ​ ​ ​ ‌‌‌‍​‌‌‍‌‌​‍ ‌​ ‍​​ ​ ​ ‍‌‌‍​‌​‍ ‌​ ‌​​ ‍‌‌‍​‌​ ‌‌​‍ ‌​ ‍‌‌‍‌‍​ ​ ‌‍‌‍​‍ ‌​ ‍​‌‍​‍​ ‌​‌‍​‌‌‍‌‍​ ​​​ ‌ ​ ‍‌​ ‌‌​ ​​​ ‍‌​ ‌ ​‍‌‍‌ ‌​‌ ‍‌‌ ​​‌‍‌‌​ ‌‌‍​‍‌ ‌‌‌‍‍‌‌‍ ​‌‍‌​​‍‌‍‌ ​​‌‍​‌‌ ‌​‌‍‍​​ ‌‌‍‍‌​ ​‌​ ‍​‌‍ ‍‌‌ ‌‍ ​‌‍ ‌‍ ‍‌‍‌ ‌‌ ‌‍‌​‌‍‌‌‌ ​ ‌‍​ ​‍‌‌​ ‌‌‌​​‍‌‌ ‌‍‍ ‌‍‌‌‌ ‍‌​‍‌‌​ ​ ‌​‌​​‍‌‌​ ​ ‌​‌​​‍‌‌​ ​‍​ ​‍‌‍ ‍‌‍ ​​‍‌‌​ ​‍​ ​‍​‍‌‌​ ‌‌‌​‌​​‍ ‍‌ ‌‍‌‍​‌‌‍ ​‌ ‌‌‌‍‌‌​‍‌‌​ ‌‌‌​​‍‌‌ ‌‍‍ ‌‍‌‌‌ ‍‌​‍‌‌​ ​ ‌​‌​​‍‌‌​ ​ ‌​‌​​‍‌‌​ ​‍​ ​‍​ ‌‍‌‍‌‍​ ​‌‌‍​ ​ ‌‌‌‍‌​​ ‌ ​ ‌‍​ ​‍‌‍​‍​ ‌‍‌‍‌‌​‍‌‌​ ​‍​ ​‍​‍‌‌​ ‌‌‌​‌​​‍ ‍‌‍​ ‌‍‍​‌‍‍‌‌‍ ​‌‍‌​‌ ​‍‌‍‌‌‌‍ ‍​‍‌‌​ ‌‌‌​​‍‌‌ ‌‍‍ ‌‍‌‌‌ ‍‌​‍‌‌​ ​ ‌​‌​​‍‌‌​ ​ ‌​‌​​‍‌‌​ ​‍​ ​‍‌‍​ ​ ‌​​ ‌​​ ​‍​ ​‍​ ‌‍​ ‌​​ ‌‌​ ​ ​ ‍‌‌‍​‌‌‍‌‌​‍‌‌​ ​‍​ ​‍​‍‌‌​ ‌‌‌​‌​​‍ ‍‌ ‌​‌‍‌‌‌ ‍​‌ ‌​​‍‌‍‌ ​​‌‍‌‌‌ ​‍‌ ​ ‌ ​​‌‍‌‌‌‍​ ‌ ‌​‌‍‍‌‌ ‌‍‌‍‌‌​ ‌‌ ​​‌ ‌‌‌‍​‍‌‍ ​‌‍‍‌‌ ​ ‌‍‍​‌‍‌‌‌‍‌​​‍​‍‌ ‌
De 80+ Gold certificering garandeert dat deze
voedingseenheid zeer efficiënt werkt, wat betekent dat er
minder energie verloren gaat als warmte. Dit is vooral
belangrijk in hoogwaardige systemen waar de
stroombehoefte aanzienlijk kan fluctueren. Of je nu op
piekprestaties aan het gamen bent of zware rekenkundige
werklasten uitvoert, deze voeding houdt je systeem stabiel
en draaiende, zelfs onder druk.​​​​‌ ‍ ​‍​‍‌‍ ‌ ​‍‌‍‍‌‌‍‌ ‌‍‍‌‌‍ ‍​‍​‍​ ‍‍​‍​‍‌ ​ ‌‍​‌‌‍ ‍‌‍‍‌‌ ‌​‌ ‍‌​‍ ‍‌‍‍‌‌‍ ​‍​‍​‍ ​​‍​‍‌‍‍​‌ ​‍‌‍‌‌‌‍‌‍​‍​‍​ ‍‍​‍​‍​‍ ‌‍​‌‌‍‌​‌‍ ‌‌‍‍‌‌‍ ‍​‍ ‌‍‍‌‌‍ ‍‌ ‌​‌‍‌‌‌‍ ‍‌ ‌​​‍ ‌‍‌‌‌‍‌​‌‍‍‌‌ ‌​​‍ ‌‍ ‌‌‍ ‌‍‌​‌‍‌‌​ ‌‌ ​​‌ ​‍‌‍‌‌‌ ​ ‌‍‌‌‌‍ ‍‌ ‌​‌‍​‌‌ ‌​‌‍‍‌‌‍ ‌‍ ‍​ ‍ ‌‍‍‌‌‍‌​​ ‌​ ‍​​ ‌​​ ‍​‌‍​ ​ ​ ​ ‌‌‌‍​‌‌‍‌‌​‍ ‌​ ‍​​ ​ ​ ‍‌‌‍​‌​‍ ‌​ ‌​​ ‍‌‌‍​‌​ ‌‌​‍ ‌​ ‍‌‌‍‌‍​ ​ ‌‍‌‍​‍ ‌​ ‍​‌‍​‍​ ‌​‌‍​‌‌‍‌‍​ ​​​ ‌ ​ ‍‌​ ‌‌​ ​​​ ‍‌​ ‌ ​ ‍ ‌ ‌​‌ ‍‌‌ ​​‌‍‌‌​ ‌‌‍​‍‌ ‌‌‌‍‍‌‌‍ ​‌‍‌​​ ‍ ‌ ​​‌‍​‌‌ ‌​‌‍‍​​ ‌‌‍‍‌​ ​‌​ ‍​‌‍ ‍‌‌ ‌‍ ​‌‍ ‌‍ ‍‌‍‌ ‌‌ ‌‍‌​‌‍‌‌‌ ​ ‌‍​ ​‍‌‌​ ‌‌‌​​‍‌‌ ‌‍‍ ‌‍‌‌‌ ‍‌​‍‌‌​ ​ ‌​‌​​‍‌‌​ ​ ‌​‌​​‍‌‌​ ​‍​ ​‍‌‍ ‍‌‍ ​​‍‌‌​ ​‍​ ​‍​‍‌‌​ ‌‌‌​‌​​‍ ‍‌ ‌‍‌‍​‌‌‍ ​‌ ‌‌‌‍‌‌​‍‌‌​ ‌‌‌​​‍‌‌ ‌‍‍ ‌‍‌‌‌ ‍‌​‍‌‌​ ​ ‌​‌​​‍‌‌​ ​ ‌​‌​​‍‌‌​ ​‍​ ​‍​ ‍‌​ ‌‍​ ​ ‌‍​ ​ ​ ​ ‌ ​ ‌‍‌‍​‌​ ‍‌​ ‍‌​ ​​​ ‍‌​‍‌‌​ ​‍​ ​‍​‍‌‌​ ‌‌‌​‌​​‍ ‍‌‍​ ‌‍‍​‌‍‍‌‌‍ ​‌‍‌​‌ ​‍‌‍‌‌‌‍ ‍​‍‌‌​ ‌‌‌​​‍‌‌ ‌‍‍ ‌‍‌‌‌ ‍‌​‍‌‌​ ​ ‌​‌​​‍‌‌​ ​ ‌​‌​​‍‌‌​ ​‍​ ​‍‌‍​‌​ ‍‌‌‍​‍​ ‍​​ ​ ​ ​‍​ ‌‌​ ‍‌‌‍‌‌​ ​​​ ‌‍‌‍‌​​‍‌‌​ ​‍​ ​‍​‍‌‌​ ‌‌‌​‌​​‍ ‍‌ ‌​‌‍‌‌‌ ‍​‌ ‌​​ ‌‍​‍‌‍​‌‌ ​ ‌‍‌‌‌‌‌‌‌ ​‍‌‍ ​​ ‌​‍‌‌​ ​‍‌​‌‍‌‍​‌‌‍‌​‌‍ ‌‌‍‍‌‌‍ ‍​‍‌‍‌‍‍‌‌‍‌​​ ‌​ ‍​​ ‌​​ ‍​‌‍​ ​ ​ ​ ‌‌‌‍​‌‌‍‌‌​‍ ‌​ ‍​​ ​ ​ ‍‌‌‍​‌​‍ ‌​ ‌​​ ‍‌‌‍​‌​ ‌‌​‍ ‌​ ‍‌‌‍‌‍​ ​ ‌‍‌‍​‍ ‌​ ‍​‌‍​‍​ ‌​‌‍​‌‌‍‌‍​ ​​​ ‌ ​ ‍‌​ ‌‌​ ​​​ ‍‌​ ‌ ​‍‌‍‌ ‌​‌ ‍‌‌ ​​‌‍‌‌​ ‌‌‍​‍‌ ‌‌‌‍‍‌‌‍ ​‌‍‌​​‍‌‍‌ ​​‌‍​‌‌ ‌​‌‍‍​​ ‌‌‍‍‌​ ​‌​ ‍​‌‍ ‍‌‌ ‌‍ ​‌‍ ‌‍ ‍‌‍‌ ‌‌ ‌‍‌​‌‍‌‌‌ ​ ‌‍​ ​‍‌‌​ ‌‌‌​​‍‌‌ ‌‍‍ ‌‍‌‌‌ ‍‌​‍‌‌​ ​ ‌​‌​​‍‌‌​ ​ ‌​‌​​‍‌‌​ ​‍​ ​‍‌‍ ‍‌‍ ​​‍‌‌​ ​‍​ ​‍​‍‌‌​ ‌‌‌​‌​​‍ ‍‌ ‌‍‌‍​‌‌‍ ​‌ ‌‌‌‍‌‌​‍‌‌​ ‌‌‌​​‍‌‌ ‌‍‍ ‌‍‌‌‌ ‍‌​‍‌‌​ ​ ‌​‌​​‍‌‌​ ​ ‌​‌​​‍‌‌​ ​‍​ ​‍​ ‍‌​ ‌‍​ ​ ‌‍​ ​ ​ ​ ‌ ​ ‌‍‌‍​‌​ ‍‌​ ‍‌​ ​​​ ‍‌​‍‌‌​ ​‍​ ​‍​‍‌‌​ ‌‌‌​‌​​‍ ‍‌‍​ ‌‍‍​‌‍‍‌‌‍ ​‌‍‌​‌ ​‍‌‍‌‌‌‍ ‍​‍‌‌​ ‌‌‌​​‍‌‌ ‌‍‍ ‌‍‌‌‌ ‍‌​‍‌‌​ ​ ‌​‌​​‍‌‌​ ​ ‌​‌​​‍‌‌​ ​‍​ ​‍‌‍​‌​ ‍‌‌‍​‍​ ‍​​ ​ ​ ​‍​ ‌‌​ ‍‌‌‍‌‌​ ​​​ ‌‍‌‍‌​​‍‌‌​ ​‍​ ​‍​‍‌‌​ ‌‌‌​‌​​‍ ‍‌ ‌​‌‍‌‌‌ ‍​‌ ‌​​‍‌‍‌ ​​‌‍‌‌‌ ​‍‌ ​ ‌ ​​‌‍‌‌‌‍​ ‌ ‌​‌‍‍‌‌ ‌‍‌‍‌‌​ ‌‌ ​​‌ ‌‌‌‍​‍‌‍ ​‌‍‍‌‌ ​ ‌‍‍​‌‍‌‌‌‍‌​​‍​‍‌ ‌
Bovendien helpt het volledig modulaire ontwerp van de
voeding bij het kabelbeheer, waardoor rommel wordt
verminderd en de luchtstroom binnen de behuizing wordt
verbeterd. Dit resulteert in een schonere bouw met betere
luchtstroom, wat bijdraagt aan de algehele systeemkoeling,
wat essentieel is voor het behouden van optimale
prestaties tijdens langdurige gebruikssessies.​​​​‌ ‍ ​‍​‍‌‍ ‌ ​‍‌‍‍‌‌‍‌ ‌‍‍‌‌‍ ‍​‍​‍​ ‍‍​‍​‍‌ ​ ‌‍​‌‌‍ ‍‌‍‍‌‌ ‌​‌ ‍‌​‍ ‍‌‍‍‌‌‍ ​‍​‍​‍ ​​‍​‍‌‍‍​‌ ​‍‌‍‌‌‌‍‌‍​‍​‍​ ‍‍​‍​‍​‍ ‌‍​‌‌‍‌​‌‍ ‌‌‍‍‌‌‍ ‍​‍ ‌‍‍‌‌‍ ‍‌ ‌​‌‍‌‌‌‍ ‍‌ ‌​​‍ ‌‍‌‌‌‍‌​‌‍‍‌‌ ‌​​‍ ‌‍ ‌‌‍ ‌‍‌​‌‍‌‌​ ‌‌ ​​‌ ​‍‌‍‌‌‌ ​ ‌‍‌‌‌‍ ‍‌ ‌​‌‍​‌‌ ‌​‌‍‍‌‌‍ ‌‍ ‍​ ‍ ‌‍‍‌‌‍‌​​ ‌​ ‍​​ ‌​​ ‍​‌‍​ ​ ​ ​ ‌‌‌‍​‌‌‍‌‌​‍ ‌​ ‍​​ ​ ​ ‍‌‌‍​‌​‍ ‌​ ‌​​ ‍‌‌‍​‌​ ‌‌​‍ ‌​ ‍‌‌‍‌‍​ ​ ‌‍‌‍​‍ ‌​ ‍​‌‍​‍​ ‌​‌‍​‌‌‍‌‍​ ​​​ ‌ ​ ‍‌​ ‌‌​ ​​​ ‍‌​ ‌ ​ ‍ ‌ ‌​‌ ‍‌‌ ​​‌‍‌‌​ ‌‌‍​‍‌ ‌‌‌‍‍‌‌‍ ​‌‍‌​​ ‍ ‌ ​​‌‍​‌‌ ‌​‌‍‍​​ ‌‌‍‍‌​ ​‌​ ‍​‌‍ ‍‌‌ ‌‍ ​‌‍ ‌‍ ‍‌‍‌ ‌‌ ‌‍‌​‌‍‌‌‌ ​ ‌‍​ ​‍‌‌​ ‌‌‌​​‍‌‌ ‌‍‍ ‌‍‌‌‌ ‍‌​‍‌‌​ ​ ‌​‌​​‍‌‌​ ​ ‌​‌​​‍‌‌​ ​‍​ ​‍‌‍ ‍‌‍ ​​‍‌‌​ ​‍​ ​‍​‍‌‌​ ‌‌‌​‌​​‍ ‍‌ ‌‍‌‍​‌‌‍ ​‌ ‌‌‌‍‌‌​‍‌‌​ ‌‌‌​​‍‌‌ ‌‍‍ ‌‍‌‌‌ ‍‌​‍‌‌​ ​ ‌​‌​​‍‌‌​ ​ ‌​‌​​‍‌‌​ ​‍​ ​‍​ ‍‌​ ‌​​ ‌​‌‍​‍‌‍‌‌​ ‍‌​ ‌​​ ‌‍‌‍‌‍​ ‍‌​ ​ ​ ​‌​‍‌‌​ ​‍​ ​‍​‍‌‌​ ‌‌‌​‌​​‍ ‍‌‍​ ‌‍‍​‌‍‍‌‌‍ ​‌‍‌​‌ ​‍‌‍‌‌‌‍ ‍​‍‌‌​ ‌‌‌​​‍‌‌ ‌‍‍ ‌‍‌‌‌ ‍‌​‍‌‌​ ​ ‌​‌​​‍‌‌​ ​ ‌​‌​​‍‌‌​ ​‍​ ​‍‌‍‌‌​ ​ ​ ​‌​ ​ ‌‍​‍​ ​ ‌‍‌‌​ ‌‌​ ‌‌​ ‌‌​ ​‌​ ​‌​‍‌‌​ ​‍​ ​‍​‍‌‌​ ‌‌‌​‌​​‍ ‍‌ ‌​‌‍‌‌‌ ‍​‌ ‌​​ ‌‍​‍‌‍​‌‌ ​ ‌‍‌‌‌‌‌‌‌ ​‍‌‍ ​​ ‌​‍‌‌​ ​‍‌​‌‍‌‍​‌‌‍‌​‌‍ ‌‌‍‍‌‌‍ ‍​‍‌‍‌‍‍‌‌‍‌​​ ‌​ ‍​​ ‌​​ ‍​‌‍​ ​ ​ ​ ‌‌‌‍​‌‌‍‌‌​‍ ‌​ ‍​​ ​ ​ ‍‌‌‍​‌​‍ ‌​ ‌​​ ‍‌‌‍​‌​ ‌‌​‍ ‌​ ‍‌‌‍‌‍​ ​ ‌‍‌‍​‍ ‌​ ‍​‌‍​‍​ ‌​‌‍​‌‌‍‌‍​ ​​​ ‌ ​ ‍‌​ ‌‌​ ​​​ ‍‌​ ‌ ​‍‌‍‌ ‌​‌ ‍‌‌ ​​‌‍‌‌​ ‌‌‍​‍‌ ‌‌‌‍‍‌‌‍ ​‌‍‌​​‍‌‍‌ ​​‌‍​‌‌ ‌​‌‍‍​​ ‌‌‍‍‌​ ​‌​ ‍​‌‍ ‍‌‌ ‌‍ ​‌‍ ‌‍ ‍‌‍‌ ‌‌ ‌‍‌​‌‍‌‌‌ ​ ‌‍​ ​‍‌‌​ ‌‌‌​​‍‌‌ ‌‍‍ ‌‍‌‌‌ ‍‌​‍‌‌​ ​ ‌​‌​​‍‌‌​ ​ ‌​‌​​‍‌‌​ ​‍​ ​‍‌‍ ‍‌‍ ​​‍‌‌​ ​‍​ ​‍​‍‌‌​ ‌‌‌​‌​​‍ ‍‌ ‌‍‌‍​‌‌‍ ​‌ ‌‌‌‍‌‌​‍‌‌​ ‌‌‌​​‍‌‌ ‌‍‍ ‌‍‌‌‌ ‍‌​‍‌‌​ ​ ‌​‌​​‍‌‌​ ​ ‌​‌​​‍‌‌​ ​‍​ ​‍​ ‍‌​ ‌​​ ‌​‌‍​‍‌‍‌‌​ ‍‌​ ‌​​ ‌‍‌‍‌‍​ ‍‌​ ​ ​ ​‌​‍‌‌​ ​‍​ ​‍​‍‌‌​ ‌‌‌​‌​​‍ ‍‌‍​ ‌‍‍​‌‍‍‌‌‍ ​‌‍‌​‌ ​‍‌‍‌‌‌‍ ‍​‍‌‌​ ‌‌‌​​‍‌‌ ‌‍‍ ‌‍‌‌‌ ‍‌​‍‌‌​ ​ ‌​‌​​‍‌‌​ ​ ‌​‌​​‍‌‌​ ​‍​ ​‍‌‍‌‌​ ​ ​ ​‌​ ​ ‌‍​‍​ ​ ‌‍‌‌​ ‌‌​ ‌‌​ ‌‌​ ​‌​ ​‌​‍‌‌​ ​‍​ ​‍​‍‌‌​ ‌‌‌​‌​​‍ ‍‌ ‌​‌‍‌‌‌ ‍​‌ ‌​​‍‌‍‌ ​​‌‍‌‌‌ ​‍‌ ​ ‌ ​​‌‍‌‌‌‍​ ‌ ‌​‌‍‍‌‌ ‌‍‌‍‌‌​ ‌‌ ​​‌ ‌‌‌‍​‍‌‍ ​‌‍‍‌‌ ​ ‌‍‍​‌‍‌‌‌‍‌​​‍​‍‌ ‌
Opslag voor Snelheid: 4TB M.2 SSD PCIe 5.0​​​​‌ ‍ ​‍​‍‌‍ ‌ ​‍‌‍‍‌‌‍‌ ‌‍‍‌‌‍ ‍​‍​‍​ ‍‍​‍​‍‌ ​ ‌‍​‌‌‍ ‍‌‍‍‌‌ ‌​‌ ‍‌​‍ ‍‌‍‍‌‌‍ ​‍​‍​‍ ​​‍​‍‌‍‍​‌ ​‍‌‍‌‌‌‍‌‍​‍​‍​ ‍‍​‍​‍​‍ ‌‍​‌‌‍‌​‌‍ ‌‌‍‍‌‌‍ ‍​‍ ‌‍‍‌‌‍ ‍‌ ‌​‌‍‌‌‌‍ ‍‌ ‌​​‍ ‌‍‌‌‌‍‌​‌‍‍‌‌ ‌​​‍ ‌‍ ‌‌‍ ‌‍‌​‌‍‌‌​ ‌‌ ​​‌ ​‍‌‍‌‌‌ ​ ‌‍‌‌‌‍ ‍‌ ‌​‌‍​‌‌ ‌​‌‍‍‌‌‍ ‌‍ ‍​ ‍ ‌‍‍‌‌‍‌​​ ‌​ ‍​​ ‌​​ ‍​‌‍​ ​ ​ ​ ‌‌‌‍​‌‌‍‌‌​‍ ‌​ ‍​​ ​ ​ ‍‌‌‍​‌​‍ ‌​ ‌​​ ‍‌‌‍​‌​ ‌‌​‍ ‌​ ‍‌‌‍‌‍​ ​ ‌‍‌‍​‍ ‌​ ‍​‌‍​‍​ ‌​‌‍​‌‌‍‌‍​ ​​​ ‌ ​ ‍‌​ ‌‌​ ​​​ ‍‌​ ‌ ​ ‍ ‌ ‌​‌ ‍‌‌ ​​‌‍‌‌​ ‌‌‍​‍‌ ‌‌‌‍‍‌‌‍ ​‌‍‌​​ ‍ ‌ ​​‌‍​‌‌ ‌​‌‍‍​​ ‌‌‍‍‌​ ​‌​ ‍​‌‍ ‍‌‌ ‌‍ ​‌‍ ‌‍ ‍‌‍‌ ‌‌ ‌‍‌​‌‍‌‌‌ ​ ‌‍​ ​‍‌‌​ ‌‌‌​​‍‌‌ ‌‍‍ ‌‍‌‌‌ ‍‌​‍‌‌​ ​ ‌​‌​​‍‌‌​ ​ ‌​‌​​‍‌‌​ ​‍​ ​‍‌‍ ‍‌‍ ​​‍‌‌​ ​‍​ ​‍​‍‌‌​ ‌‌‌​‌​​‍ ‍‌ ‌‍‌‍​‌‌‍ ​‌ ‌‌‌‍‌‌​‍‌‌​ ‌‌‌​​‍‌‌ ‌‍‍ ‌‍‌‌‌ ‍‌​‍‌‌​ ​ ‌​‌​​‍‌‌​ ​ ‌​‌​​‍‌‌​ ​‍​ ​‍​ ‍​‌‍‌‍​ ‌​‌‍‌‍​ ​‌​ ‌‌​ ‌‍​ ​‌‌‍‌‌​ ‍‌‌‍‌‌‌‍​‌​‍‌‌​ ​‍​ ​‍​‍‌‌​ ‌‌‌​‌​​‍ ‍‌‍​ ‌‍‍​‌‍‍‌‌‍ ​‌‍‌​‌ ​‍‌‍‌‌‌‍ ‍​‍‌‌​ ‌‌‌​​‍‌‌ ‌‍‍ ‌‍‌‌‌ ‍‌​‍‌‌​ ​ ‌​‌​​‍‌‌​ ​ ‌​‌​​‍‌‌​ ​‍​ ​‍‌‍​ ​ ‍‌​ ​‌‌‍​ ‌‍​‍​ ‍​​ ​ ​ ‌‍​ ‍​​ ​‌‌‍‌​‌‍‌‌​‍‌‌​ ​‍​ ​‍​‍‌‌​ ‌‌‌​‌​​‍ ‍‌ ‌​‌‍‌‌‌ ‍​‌ ‌​​ ‌‍​‍‌‍​‌‌ ​ ‌‍‌‌‌‌‌‌‌ ​‍‌‍ ​​ ‌​‍‌‌​ ​‍‌​‌‍‌‍​‌‌‍‌​‌‍ ‌‌‍‍‌‌‍ ‍​‍‌‍‌‍‍‌‌‍‌​​ ‌​ ‍​​ ‌​​ ‍​‌‍​ ​ ​ ​ ‌‌‌‍​‌‌‍‌‌​‍ ‌​ ‍​​ ​ ​ ‍‌‌‍​‌​‍ ‌​ ‌​​ ‍‌‌‍​‌​ ‌‌​‍ ‌​ ‍‌‌‍‌‍​ ​ ‌‍‌‍​‍ ‌​ ‍​‌‍​‍​ ‌​‌‍​‌‌‍‌‍​ ​​​ ‌ ​ ‍‌​ ‌‌​ ​​​ ‍‌​ ‌ ​‍‌‍‌ ‌​‌ ‍‌‌ ​​‌‍‌‌​ ‌‌‍​‍‌ ‌‌‌‍‍‌‌‍ ​‌‍‌​​‍‌‍‌ ​​‌‍​‌‌ ‌​‌‍‍​​ ‌‌‍‍‌​ ​‌​ ‍​‌‍ ‍‌‌ ‌‍ ​‌‍ ‌‍ ‍‌‍‌ ‌‌ ‌‍‌​‌‍‌‌‌ ​ ‌‍​ ​‍‌‌​ ‌‌‌​​‍‌‌ ‌‍‍ ‌‍‌‌‌ ‍‌​‍‌‌​ ​ ‌​‌​​‍‌‌​ ​ ‌​‌​​‍‌‌​ ​‍​ ​‍‌‍ ‍‌‍ ​​‍‌‌​ ​‍​ ​‍​‍‌‌​ ‌‌‌​‌​​‍ ‍‌ ‌‍‌‍​‌‌‍ ​‌ ‌‌‌‍‌‌​‍‌‌​ ‌‌‌​​‍‌‌ ‌‍‍ ‌‍‌‌‌ ‍‌​‍‌‌​ ​ ‌​‌​​‍‌‌​ ​ ‌​‌​​‍‌‌​ ​‍​ ​‍​ ‍​‌‍‌‍​ ‌​‌‍‌‍​ ​‌​ ‌‌​ ‌‍​ ​‌‌‍‌‌​ ‍‌‌‍‌‌‌‍​‌​‍‌‌​ ​‍​ ​‍​‍‌‌​ ‌‌‌​‌​​‍ ‍‌‍​ ‌‍‍​‌‍‍‌‌‍ ​‌‍‌​‌ ​‍‌‍‌‌‌‍ ‍​‍‌‌​ ‌‌‌​​‍‌‌ ‌‍‍ ‌‍‌‌‌ ‍‌​‍‌‌​ ​ ‌​‌​​‍‌‌​ ​ ‌​‌​​‍‌‌​ ​‍​ ​‍‌‍​ ​ ‍‌​ ​‌‌‍​ ‌‍​‍​ ‍​​ ​ ​ ‌‍​ ‍​​ ​‌‌‍‌​‌‍‌‌​‍‌‌​ ​‍​ ​‍​‍‌‌​ ‌‌‌​‌​​‍ ‍‌ ‌​‌‍‌‌‌ ‍​‌ ‌​​‍‌‍‌ ​​‌‍‌‌‌ ​‍‌ ​ ‌ ​​‌‍‌‌‌‍​ ‌ ‌​‌‍‍‌‌ ‌‍‌‍‌‌​ ‌‌ ​​‌ ‌‌‌‍​‍‌‍ ​‌‍‍‌‌ ​ ‌‍‍​‌‍‌‌‌‍‌​​‍​‍‌ ‌
Als het op opslag aankomt, is snelheid alles. De 4TB M.2
SSD PCIe 5.0 in deze samenstelling zorgt ervoor dat je
geen vertragingen zult ervaren bij het laden van grote
spellen, apps of bestanden. PCIe 5.0 technologie
verdubbelt de doorvoersnelheid van PCIe 4.0, en biedt
razendsnelle lees- en schrijfsnelheden die perfect zijn
voor high-performance gaming, videobewerking en
rendering.​​​​‌ ‍ ​‍​‍‌‍ ‌ ​‍‌‍‍‌‌‍‌ ‌‍‍‌‌‍ ‍​‍​‍​ ‍‍​‍​‍‌ ​ ‌‍​‌‌‍ ‍‌‍‍‌‌ ‌​‌ ‍‌​‍ ‍‌‍‍‌‌‍ ​‍​‍​‍ ​​‍​‍‌‍‍​‌ ​‍‌‍‌‌‌‍‌‍​‍​‍​ ‍‍​‍​‍​‍ ‌‍​‌‌‍‌​‌‍ ‌‌‍‍‌‌‍ ‍​‍ ‌‍‍‌‌‍ ‍‌ ‌​‌‍‌‌‌‍ ‍‌ ‌​​‍ ‌‍‌‌‌‍‌​‌‍‍‌‌ ‌​​‍ ‌‍ ‌‌‍ ‌‍‌​‌‍‌‌​ ‌‌ ​​‌ ​‍‌‍‌‌‌ ​ ‌‍‌‌‌‍ ‍‌ ‌​‌‍​‌‌ ‌​‌‍‍‌‌‍ ‌‍ ‍​ ‍ ‌‍‍‌‌‍‌​​ ‌​ ‍​​ ‌​​ ‍​‌‍​ ​ ​ ​ ‌‌‌‍​‌‌‍‌‌​‍ ‌​ ‍​​ ​ ​ ‍‌‌‍​‌​‍ ‌​ ‌​​ ‍‌‌‍​‌​ ‌‌​‍ ‌​ ‍‌‌‍‌‍​ ​ ‌‍‌‍​‍ ‌​ ‍​‌‍​‍​ ‌​‌‍​‌‌‍‌‍​ ​​​ ‌ ​ ‍‌​ ‌‌​ ​​​ ‍‌​ ‌ ​ ‍ ‌ ‌​‌ ‍‌‌ ​​‌‍‌‌​ ‌‌‍​‍‌ ‌‌‌‍‍‌‌‍ ​‌‍‌​​ ‍ ‌ ​​‌‍​‌‌ ‌​‌‍‍​​ ‌‌‍‍‌​ ​‌​ ‍​‌‍ ‍‌‌ ‌‍ ​‌‍ ‌‍ ‍‌‍‌ ‌‌ ‌‍‌​‌‍‌‌‌ ​ ‌‍​ ​‍‌‌​ ‌‌‌​​‍‌‌ ‌‍‍ ‌‍‌‌‌ ‍‌​‍‌‌​ ​ ‌​‌​​‍‌‌​ ​ ‌​‌​​‍‌‌​ ​‍​ ​‍‌‍ ‍‌‍ ​​‍‌‌​ ​‍​ ​‍​‍‌‌​ ‌‌‌​‌​​‍ ‍‌ ‌‍‌‍​‌‌‍ ​‌ ‌‌‌‍‌‌​‍‌‌​ ‌‌‌​​‍‌‌ ‌‍‍ ‌‍‌‌‌ ‍‌​‍‌‌​ ​ ‌​‌​​‍‌‌​ ​ ‌​‌​​‍‌‌​ ​‍​ ​‍​ ​ ​ ‌‍‌‍​‍​ ‍‌‌‍‌​​ ​‍​ ‍​​ ​​​ ‍​​ ‌​‌‍​ ​ ‌‍​‍‌‌​ ​‍​ ​‍​‍‌‌​ ‌‌‌​‌​​‍ ‍‌‍​ ‌‍‍​‌‍‍‌‌‍ ​‌‍‌​‌ ​‍‌‍‌‌‌‍ ‍​‍‌‌​ ‌‌‌​​‍‌‌ ‌‍‍ ‌‍‌‌‌ ‍‌​‍‌‌​ ​ ‌​‌​​‍‌‌​ ​ ‌​‌​​‍‌‌​ ​‍​ ​‍‌‍​ ​ ‌​​ ‌​‌‍‌‌​ ‍‌‌‍‌​‌‍​‌​ ​ ​ ‍​​ ‌‌‌‍​ ​ ​‌​‍‌‌​ ​‍​ ​‍​‍‌‌​ ‌‌‌​‌​​‍ ‍‌ ‌​‌‍‌‌‌ ‍​‌ ‌​​ ‌‍​‍‌‍​‌‌ ​ ‌‍‌‌‌‌‌‌‌ ​‍‌‍ ​​ ‌​‍‌‌​ ​‍‌​‌‍‌‍​‌‌‍‌​‌‍ ‌‌‍‍‌‌‍ ‍​‍‌‍‌‍‍‌‌‍‌​​ ‌​ ‍​​ ‌​​ ‍​‌‍​ ​ ​ ​ ‌‌‌‍​‌‌‍‌‌​‍ ‌​ ‍​​ ​ ​ ‍‌‌‍​‌​‍ ‌​ ‌​​ ‍‌‌‍​‌​ ‌‌​‍ ‌​ ‍‌‌‍‌‍​ ​ ‌‍‌‍​‍ ‌​ ‍​‌‍​‍​ ‌​‌‍​‌‌‍‌‍​ ​​​ ‌ ​ ‍‌​ ‌‌​ ​​​ ‍‌​ ‌ ​‍‌‍‌ ‌​‌ ‍‌‌ ​​‌‍‌‌​ ‌‌‍​‍‌ ‌‌‌‍‍‌‌‍ ​‌‍‌​​‍‌‍‌ ​​‌‍​‌‌ ‌​‌‍‍​​ ‌‌‍‍‌​ ​‌​ ‍​‌‍ ‍‌‌ ‌‍ ​‌‍ ‌‍ ‍‌‍‌ ‌‌ ‌‍‌​‌‍‌‌‌ ​ ‌‍​ ​‍‌‌​ ‌‌‌​​‍‌‌ ‌‍‍ ‌‍‌‌‌ ‍‌​‍‌‌​ ​ ‌​‌​​‍‌‌​ ​ ‌​‌​​‍‌‌​ ​‍​ ​‍‌‍ ‍‌‍ ​​‍‌‌​ ​‍​ ​‍​‍‌‌​ ‌‌‌​‌​​‍ ‍‌ ‌‍‌‍​‌‌‍ ​‌ ‌‌‌‍‌‌​‍‌‌​ ‌‌‌​​‍‌‌ ‌‍‍ ‌‍‌‌‌ ‍‌​‍‌‌​ ​ ‌​‌​​‍‌‌​ ​ ‌​‌​​‍‌‌​ ​‍​ ​‍​ ​ ​ ‌‍‌‍​‍​ ‍‌‌‍‌​​ ​‍​ ‍​​ ​​​ ‍​​ ‌​‌‍​ ​ ‌‍​‍‌‌​ ​‍​ ​‍​‍‌‌​ ‌‌‌​‌​​‍ ‍‌‍​ ‌‍‍​‌‍‍‌‌‍ ​‌‍‌​‌ ​‍‌‍‌‌‌‍ ‍​‍‌‌​ ‌‌‌​​‍‌‌ ‌‍‍ ‌‍‌‌‌ ‍‌​‍‌‌​ ​ ‌​‌​​‍‌‌​ ​ ‌​‌​​‍‌‌​ ​‍​ ​‍‌‍​ ​ ‌​​ ‌​‌‍‌‌​ ‍‌‌‍‌​‌‍​‌​ ​ ​ ‍​​ ‌‌‌‍​ ​ ​‌​‍‌‌​ ​‍​ ​‍​‍‌‌​ ‌‌‌​‌​​‍ ‍‌ ‌​‌‍‌‌‌ ‍​‌ ‌​​‍‌‍‌ ​​‌‍‌‌‌ ​‍‌ ​ ‌ ​​‌‍‌‌‌‍​ ‌ ‌​‌‍‍‌‌ ‌‍‌‍‌‌​ ‌‌ ​​‌ ‌‌‌‍​‍‌‍ ​‌‍‍‌‌ ​ ‌‍‍​‌‍‌‌‌‍‌​​‍​‍‌ ‌